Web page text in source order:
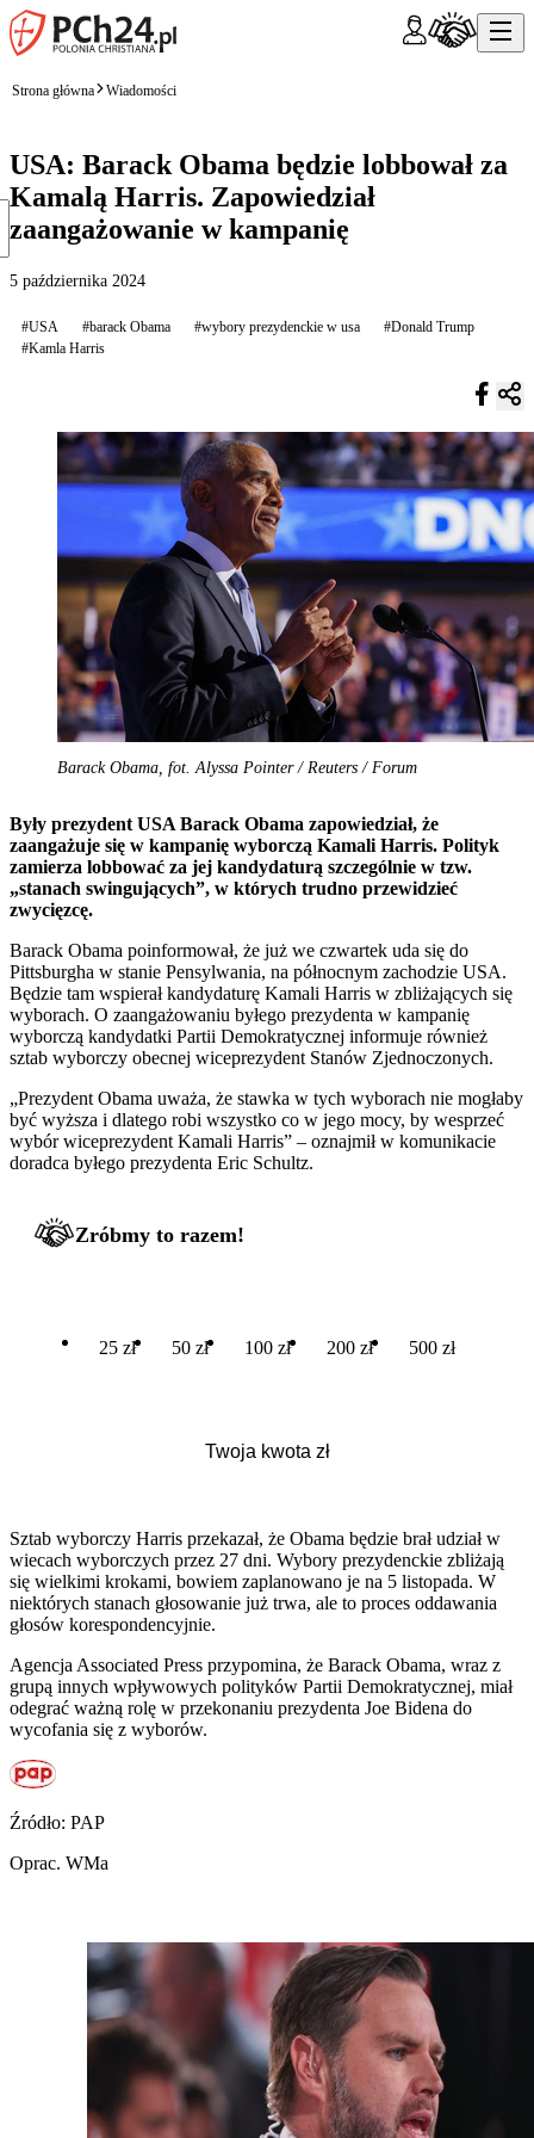
Strona główna Wiadomości
USA: Barack Obama będzie lobbował za
Kamalą Harris. Zapowiedział
zaangażowanie w kampanię
5 października 2024
#USA #barack Obama #wybory prezydenckie w usa
#Donald Trump
#Kamla Harris
Barack Obama, fot. Alyssa Pointer / Reuters / Forum
Były prezydent USA Barack Obama zapowiedział, że
zaangażuje się w kampanię wyborczą Kamali Harris. Polityk
zamierza lobbować za jej kandydaturą szczególnie w tzw.
„stanach swingujących”, w których trudno przewidzieć
zwycięzcę.
Barack Obama poinformował, że już we czwartek uda się do
Pittsburgha w stanie Pensylwania, na północnym zachodzie USA.
Będzie tam wspierał kandydaturę Kamali Harris w zbliżających się
wyborach. O zaangażowaniu byłego prezydenta w kampanię
wyborczą kandydatki Partii Demokratycznej informuje również
sztab wyborczy obecnej wiceprezydent Stanów Zjednoczonych.
„Prezydent Obama uważa, że stawka w tych wyborach nie mogłaby
być wyższa i dlatego robi wszystko co w jego mocy, by wesprzeć
wybór wiceprezydent Kamali Harris” – oznajmił w komunikacie
doradca byłego prezydenta Eric Schultz.
Zróbmy to razem!
25 zł 50 zł 100 zł 200 zł 500 zł
Sztab wyborczy Harris przekazał, że Obama będzie brał udział w
wiecach wyborczych przez 27 dni. Wybory prezydenckie zbliżają
się wielkimi krokami, bowiem zaplanowano je na 5 listopada. W
niektórych stanach głosowanie już trwa, ale to proces oddawania
głosów korespondencyjnie.
Agencja Associated Press przypomina, że Barack Obama, wraz z
grupą innych wpływowych polityków Partii Demokratycznej, miał
odegrać ważną rolę w przekonaniu prezydenta Joe Bidena do
wycofania się z wyborów.
Źródło: PAP
Oprac. WMa